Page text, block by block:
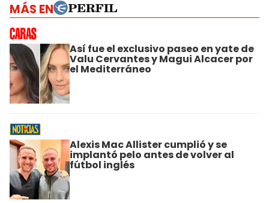
MÁS EN
Así fue el exclusivo paseo en yate de
Valu Cervantes y Magui Alcacer por
el Mediterráneo
Alexis Mac Allister cumplió y se
implantó pelo antes de volver al
fútbol inglés